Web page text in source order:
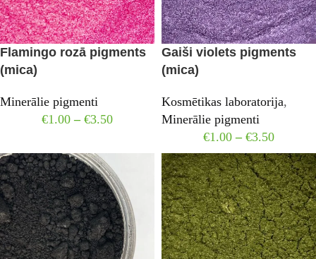
Flamingo rozā pigments
(mica)
Minerālie pigmenti
€1.00 – €3.50
Gaiši violets pigments
(mica)
Kosmētikas laboratorija,
Minerālie pigmenti
€1.00 – €3.50